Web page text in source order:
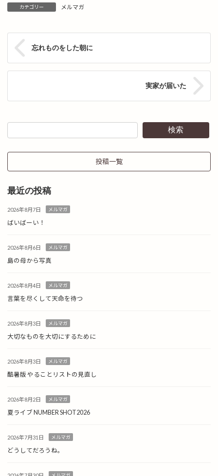
カテゴリー メルマガ
忘れものをした朝に
実家が届いた
検索
投稿一覧
最近の投稿
2026年8月7日 メルマガ
ばいばーい！
2026年8月6日 メルマガ
島の母から写真
2026年8月4日 メルマガ
言葉を尽くして天命を待つ
2026年8月3日 メルマガ
大切なものを大切にするために
2026年8月3日 メルマガ
酷暑版 やることリストの見直し
2026年8月2日 メルマガ
夏ライブ NUMBER SHOT2026
2026年7月31日 メルマガ
どうしてだろうね。
メルマガ